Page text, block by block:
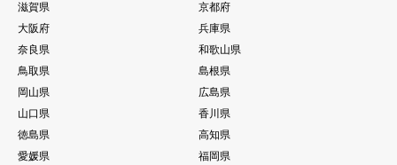
滋賀県
京都府
大阪府
兵庫県
奈良県
和歌山県
鳥取県
島根県
岡山県
広島県
山口県
香川県
徳島県
高知県
愛媛県
福岡県